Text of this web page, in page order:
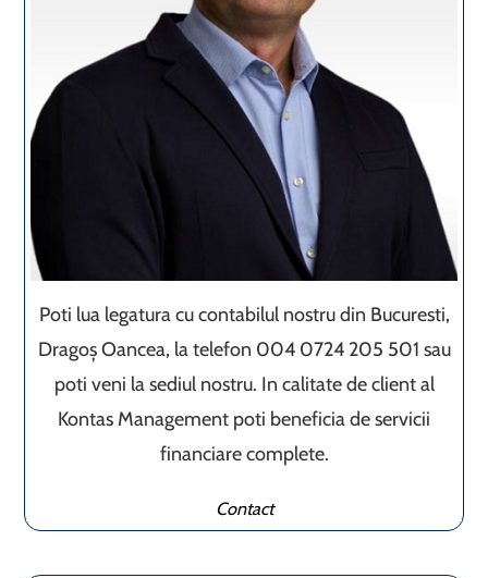
Poti lua legatura cu contabilul nostru din Bucuresti,
Dragoș Oancea, la telefon 004 0724 205 501 sau
poti veni la sediul nostru. In calitate de client al
Kontas Management poti beneficia de servicii
financiare complete.
Contact